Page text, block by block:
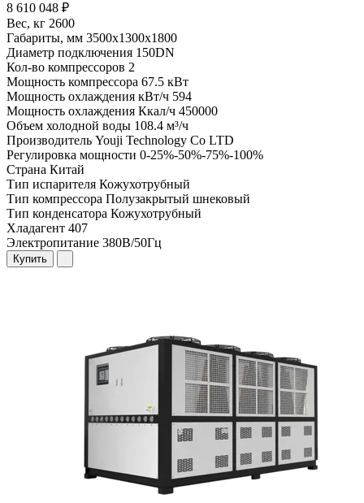
8 610 048 ₽
Вес, кг 2600
Габариты, мм 3500x1300x1800
Диаметр подключения 150DN
Кол-во компрессоров 2
Мощность компрессора 67.5 кВт
Мощность охлаждения кВт/ч 594
Мощность охлаждения Ккал/ч 450000
Объем холодной воды 108.4 м³/ч
Производитель Youji Technology Co LTD
Регулировка мощности 0-25%-50%-75%-100%
Страна Китай
Тип испарителя Кожухотрубный
Тип компрессора Полузакрытый шнековый
Тип конденсатора Кожухотрубный
Хладагент 407
Электропитание 380В/50Гц
Купить